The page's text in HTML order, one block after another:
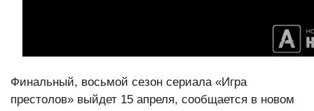
Финальный, восьмой сезон сериала «Игра
престолов» выйдет 15 апреля, сообщается в новом